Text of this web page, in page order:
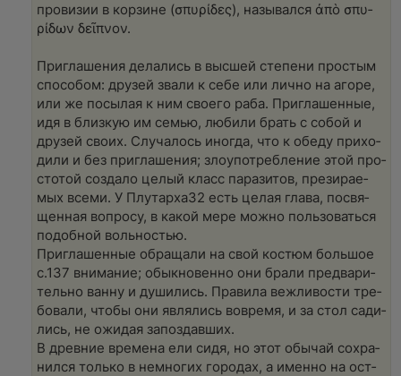
про­ви­зии в кор­зине (σπυ­ρίδες), назы­вал­ся ἀπὸ σπυ­
ρίδων δεῖπ­νον.
При­гла­ше­ния дела­лись в выс­шей сте­пе­ни про­стым
спо­со­бом: дру­зей зва­ли к себе или лич­но на аго­ре,
или же посы­лая к ним сво­е­го раба. При­гла­шен­ные,
идя в близ­кую им семью, люби­ли брать с собой и
дру­зей сво­их. Слу­ча­лось ино­гда, что к обеду при­хо­
ди­ли и без при­гла­ше­ния; зло­употреб­ле­ние этой про­
стотой созда­ло целый класс пара­зи­тов, пре­зи­ра­е­
мых все­ми. У Плу­тар­ха32 есть целая гла­ва, посвя­
щен­ная вопро­су, в какой мере мож­но поль­зо­вать­ся
подоб­ной воль­но­стью.
При­гла­шен­ные обра­ща­ли на свой костюм боль­шое
с.137 вни­ма­ние; обык­но­вен­но они бра­ли пред­ва­ри­
тель­но ван­ну и души­лись. Пра­ви­ла веж­ли­во­сти тре­
бо­ва­ли, чтобы они явля­лись вовре­мя, и за стол сади­
лись, не ожидая запоздав­ших.
В древ­ние вре­ме­на ели сидя, но этот обы­чай сохра­
нил­ся толь­ко в немно­гих горо­дах, а имен­но на ост­